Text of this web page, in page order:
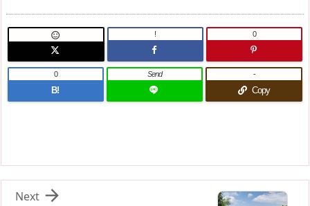
 ! 0
B!
0 Send
Copy
-

Next